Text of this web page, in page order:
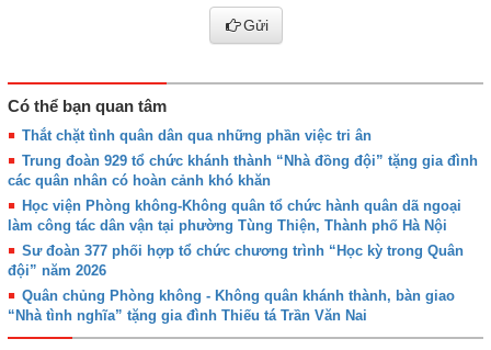
Gửi
Có thể bạn quan tâm
Thắt chặt tình quân dân qua những phần việc tri ân
Trung đoàn 929 tổ chức khánh thành “Nhà đồng đội” tặng gia đình
các quân nhân có hoàn cảnh khó khăn
Học viện Phòng không-Không quân tổ chức hành quân dã ngoại
làm công tác dân vận tại phường Tùng Thiện, Thành phố Hà Nội
Sư đoàn 377 phối hợp tổ chức chương trình “Học kỳ trong Quân
đội” năm 2026
Quân chủng Phòng không - Không quân khánh thành, bàn giao
“Nhà tình nghĩa” tặng gia đình Thiếu tá Trần Văn Nai